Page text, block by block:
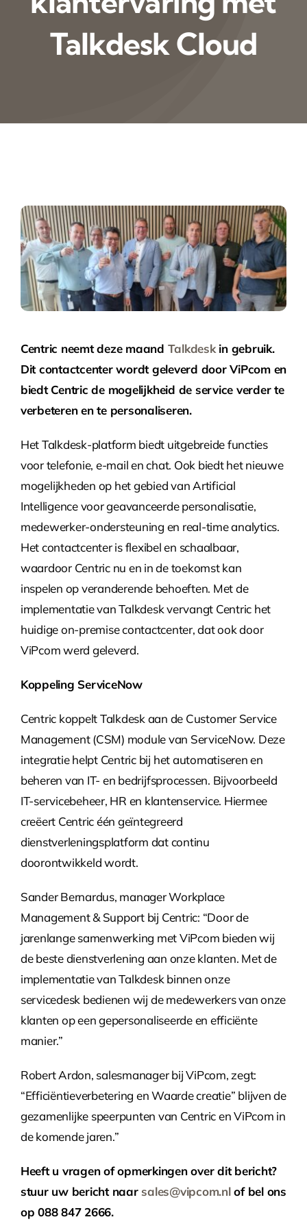
Talkdesk Cloud
Centric neemt deze maand Talkdeskin gebruik.
Dit contactcenter wordt geleverd door ViPcom en
biedt Centric de mogelijkheid de service verder te
verbeteren en te personaliseren.
Het Talkdesk-platform biedt uitgebreide functies
voor telefonie, e-mail en chat. Ook biedt het nieuwe
mogelijkheden op het gebied van Artificial
Intelligence voor geavanceerde personalisatie,
medewerker-ondersteuning en real-time analytics.
Het contactcenter is flexibel en schaalbaar,
waardoor Centric nu en in de toekomst kan
inspelen op veranderende behoeften. Met de
implementatie van Talkdesk vervangt Centric het
huidige on-premise contactcenter, dat ook door
ViPcom werd geleverd.
Koppeling ServiceNow
Centric koppelt Talkdesk aan de Customer Service
Management (CSM) module van ServiceNow. Deze
integratie helpt Centric bij het automatiseren en
beheren van IT- en bedrijfsprocessen. Bijvoorbeeld
IT-servicebeheer, HR en klantenservice. Hiermee
creëert Centric één geïntegreerd
dienstverleningsplatform dat continu
doorontwikkeld wordt.
Sander Bernardus, manager Workplace
Management & Support bij Centric: “Door de
jarenlange samenwerking met ViPcom bieden wij
de beste dienstverlening aan onze klanten. Met de
implementatie van Talkdesk binnen onze
servicedesk bedienen wij de medewerkers van onze
klanten op een gepersonaliseerde en efficiënte
manier.”
Robert Ardon, salesmanager bij ViPcom, zegt:
“Efficiëntieverbetering en Waarde creatie” blijven de
gezamenlijke speerpunten van Centric en ViPcom in
de komende jaren.”
Heeft u vragen of opmerkingen over dit bericht?
stuur uw bericht naar sales@vipcom.nlof bel ons
op 088 847 2666.